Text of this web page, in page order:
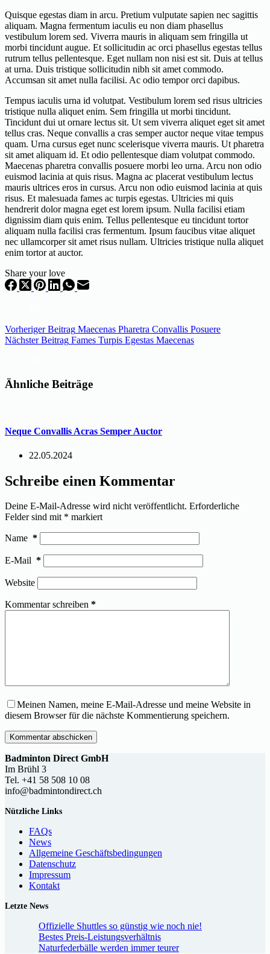
Quisque egestas diam in arcu. Pretium vulputate sapien nec sagittis
aliquam. Magna fermentum iaculis eu non diam phasellus
vestibulum lorem sed. Viverra mauris in aliquam sem fringilla ut
morbi tincidunt augue. Et sollicitudin ac orci phasellus egestas tellus
rutrum tellus pellentesque. Eget nullam non nisi est sit. Duis at tellus
at urna. Duis tristique sollicitudin nibh sit amet commodo.
Accumsan sit amet nulla facilisi. Ac odio tempor orci dapibus.
Tempus iaculis urna id volutpat. Vestibulum lorem sed risus ultricies
tristique nulla aliquet enim. Sem fringilla ut morbi tincidunt.
Tincidunt dui ut ornare lectus sit. Ut sem viverra aliquet eget sit amet
tellus cras. Neque convallis a cras semper auctor neque vitae tempus
quam. Urna cursus eget nunc scelerisque viverra mauris. Ut pharetra
sit amet aliquam id. Et odio pellentesque diam volutpat commodo.
Maecenas pharetra convallis posuere morbi leo urna. Arcu non odio
euismod lacinia at quis risus. Magna ac placerat vestibulum lectus
mauris ultrices eros in cursus. Arcu non odio euismod lacinia at quis
risus. Et malesuada fames ac turpis egestas. Ultricies mi quis
hendrerit dolor magna eget est lorem ipsum. Nulla facilisi etiam
dignissim diam quis enim. Tellus pellentesque eu tincidunt tortor
aliquam nulla facilisi cras fermentum. Ipsum faucibus vitae aliquet
nec ullamcorper sit amet risus nullam. Ultricies tristique nulla aliquet
enim tortor at auctor.
Share your love
VorherigerBeitrag Maecenas Pharetra Convallis Posuere
NächsterBeitrag Fames Turpis Egestas Maecenas
Ähnliche Beiträge
Neque Convallis Acras Semper Auctor
22.05.2024
Schreibe einen Kommentar
Deine E-Mail-Adresse wird nicht veröffentlicht. Erforderliche
Felder sind mit * markiert
Name *
E-Mail *
Website
Kommentar schreiben *
Meinen Namen, meine E-Mail-Adresse und meine Website in
diesem Browser für die nächste Kommentierung speichern.
Kommentar abschicken
Badminton Direct GmbH
Im Brühl 3
Tel. +41 58 508 10 08
info@badmintondirect.ch
Nützliche Links
FAQs
News
Allgemeine Geschäftsbedingungen
Datenschutz
Impressum
Kontakt
Letzte News
Offizielle Shuttles so günstig wie noch nie!
Bestes Preis-Leistungsverhältnis
Naturfederbälle werden immer teurer